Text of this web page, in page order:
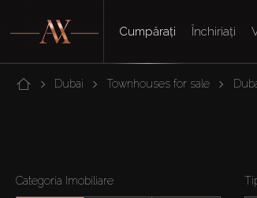
Cumpărați Închiriați
Dubai Townhouses for sale
Categoria Imobiliare